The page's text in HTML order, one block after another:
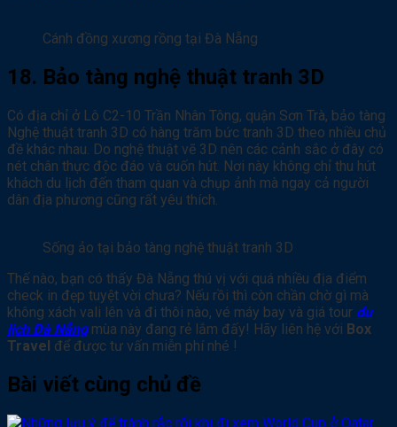
Cánh đồng xương rồng tại Đà Nẵng
18. Bảo tàng nghệ thuật tranh 3D
Có địa chỉ ở Lô C2-10 Trần Nhân Tông, quận Sơn Trà, bảo tàng
Nghệ thuật tranh 3D có hàng trăm bức tranh 3D theo nhiều chủ
đề khác nhau. Do nghệ thuật vẽ 3D nên các cảnh sắc ở đây có
nét chân thực độc đáo và cuốn hút. Nơi này không chỉ thu hút
khách du lịch đến tham quan và chụp ảnh mà ngay cả người
dân địa phương cũng rất yêu thích.
Sống ảo tại bảo tàng nghệ thuật tranh 3D
Thế nào, bạn có thấy Đà Nẵng thú vị với quá nhiều địa điểm
check in đẹp tuyệt vời chưa? Nếu rồi thì còn chần chờ gì mà
không xách vali lên và đi thôi nào, vé máy bay và giá tour du
lịch Đà Nẵngmùa này đang rẻ lắm đấy! Hãy liên hệ với Box
Travel để được tư vấn miễn phí nhé !
Bài viết cùng chủ đề